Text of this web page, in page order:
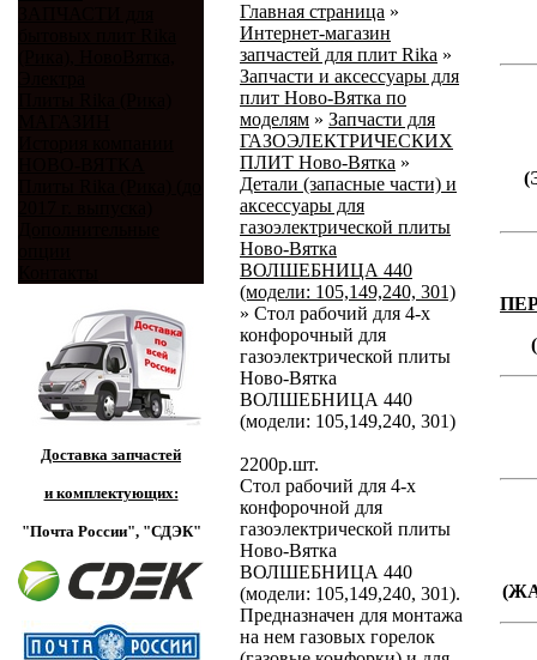
Доставка запчастей
и комплектующих:
"Почта России", "СДЭК"
Главная страница »
Интернет-магазин
запчастей для плит Rika »
Запчасти и аксессуары для
плит Ново-Вятка по
моделям » Запчасти для
ГАЗОЭЛЕКТРИЧЕСКИХ
ПЛИТ Ново-Вятка »
Детали (запасные части) и
аксессуары для
газоэлектрической плиты
Ново-Вятка
ВОЛШЕБНИЦА 440
(модели: 105,149,240, 301)
» Стол рабочий для 4-х
конфорочный для
газоэлектрической плиты
Ново-Вятка
ВОЛШЕБНИЦА 440
(модели: 105,149,240, 301)
2200р.шт.
Стол рабочий для 4-х
конфорочной для
газоэлектрической плиты
Ново-Вятка
ВОЛШЕБНИЦА 440
(модели: 105,149,240, 301).
Предназначен для монтажа
на нем газовых горелок